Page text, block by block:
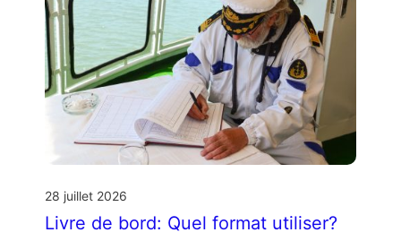
28 juillet 2026
Livre de bord: Quel format utiliser?